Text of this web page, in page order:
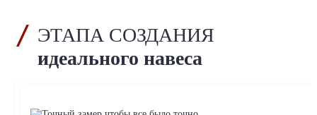
ЭТАПА СОЗДАНИЯ
идеального навеса